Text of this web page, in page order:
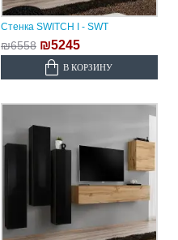
Стенка SWITCH I - SWT
₪6558 ₪5245
В КОРЗИНУ